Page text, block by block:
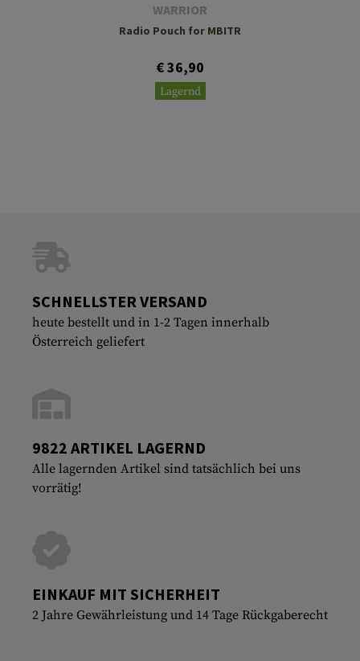
WARRIOR
Radio Pouch for MBITR
€ 36,90
Lagernd
SCHNELLSTER VERSAND
heute bestellt und in 1-2 Tagen innerhalb
Österreich geliefert
9822 ARTIKEL LAGERND
Alle lagernden Artikel sind tatsächlich bei uns
vorrätig!
EINKAUF MIT SICHERHEIT
2 Jahre Gewährleistung und 14 Tage Rückgaberecht